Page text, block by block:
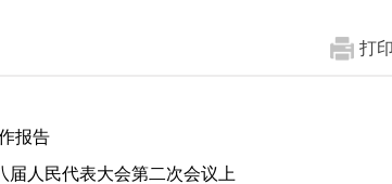
打印
报告
届人民代表大会第二次会议上